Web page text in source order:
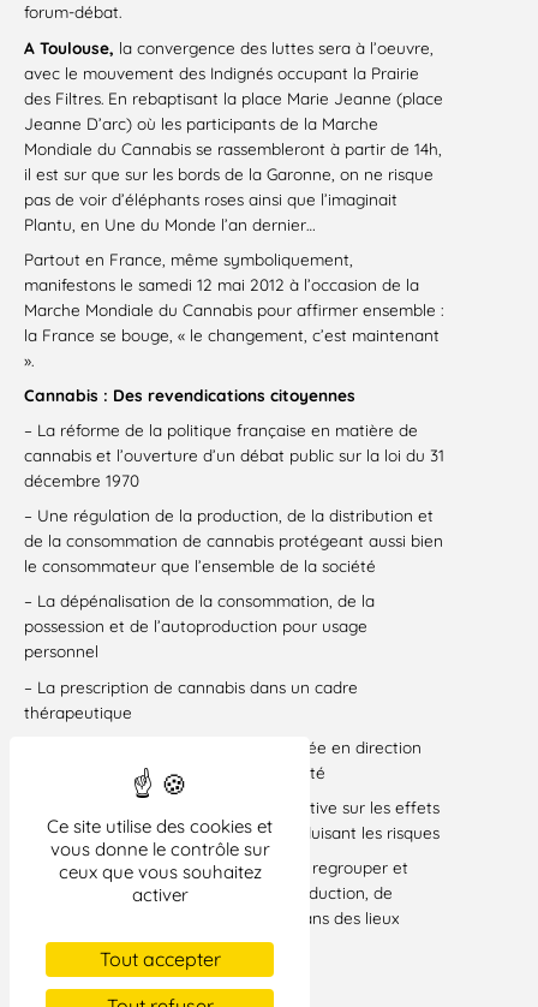
Ce site utilise des cookies et
vous donne le contrôle sur
ceux que vous souhaitez
activer
Tout accepter
forum-débat.
A Toulouse, la convergence des luttes sera à l’oeuvre,
avec le mouvement des Indignés occupant la Prairie
des Filtres. En rebaptisant la place Marie Jeanne (place
Jeanne D’arc) où les participants de la Marche
Mondiale du Cannabis se rassembleront à partir de 14h,
il est sur que sur les bords de la Garonne, on ne risque
pas de voir d’éléphants roses ainsi que l’imaginait
Plantu, en Une du Monde l’an dernier…
Partout en France, même symboliquement,
manifestons le samedi 12 mai 2012 à l’occasion de la
Marche Mondiale du Cannabis pour affirmer ensemble :
la France se bouge, « le changement, c’est maintenant
».
Cannabis : Des revendications citoyennes
– La réforme de la politique française en matière de
cannabis et l’ouverture d’un débat public sur la loi du 31
décembre 1970
– Une régulation de la production, de la distribution et
de la consommation de cannabis protégeant aussi bien
le consommateur que l’ensemble de la société
– La dépénalisation de la consommation, de la
possession et de l’autoproduction pour usage
personnel
– La prescription de cannabis dans un cadre
thérapeutique
– Une prévention pragmatique et ciblée en direction
des mineurs et des usagers en difficulté
– Une information cohérente et objective sur les effets
et les pratiques de consommation réduisant les risques
– La possibilité pour les usagers de se regrouper et
d’organiser des filières courtes de production, de
distribution, ainsi que l’usage social dans des lieux
adéquats
Plus d’informations sur le site